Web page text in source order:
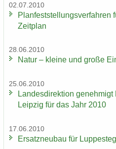
02.07.2010
Plan­fest­stel­lungs­ver­fah­ren
Zeit­plan
28.06.2010
Natur – klei­ne und große
25.06.2010
Lan­des­di­rek­ti­on
Leip­zig für das Jahr 2010
17.06.2010
Er­satz­neu­bau für